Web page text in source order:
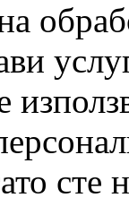
сте